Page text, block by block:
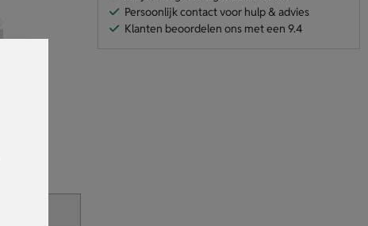
Persoonlijk contact voor hulp & advies
Klanten beoordelen ons met een 9.4